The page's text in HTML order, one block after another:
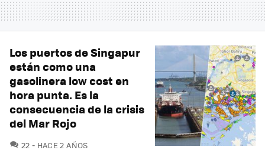
Los puertos de Singapur
están como una
gasolinera low cost en
hora punta. Es la
consecuencia de la crisis
del Mar Rojo
22 COMENTARIOS
HACE 2 AÑOS